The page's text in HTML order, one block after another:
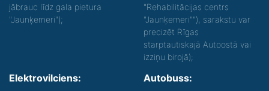
jābrauc līdz gala pietura
"Jaunķemeri");
"Rehabilitācijas centrs
"Jaunķemeri""), sarakstu var
precizēt Rīgas
starptautiskajā Autoostā vai
izziņu birojā);
Elektrovilciens: Autobuss: